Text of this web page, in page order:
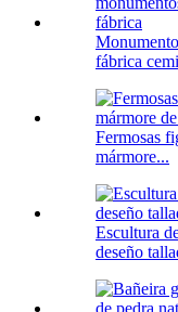
fábrica
Fermosas
mármore...
Escultura
deseño